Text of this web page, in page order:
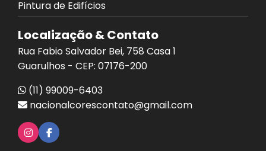
Pintura de Edifícios
Localização & Contato
Rua Fabio Salvador Bei, 758 Casa 1
Guarulhos - CEP: 07176-200
(11) 99009-6403
nacionalcorescontato@gmail.com